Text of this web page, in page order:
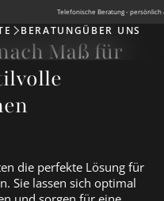
Telefonische Beratung -
BERATUNGÜBER UNS
Maß für
die perfekte Lösung für
Sie lassen sich optimal